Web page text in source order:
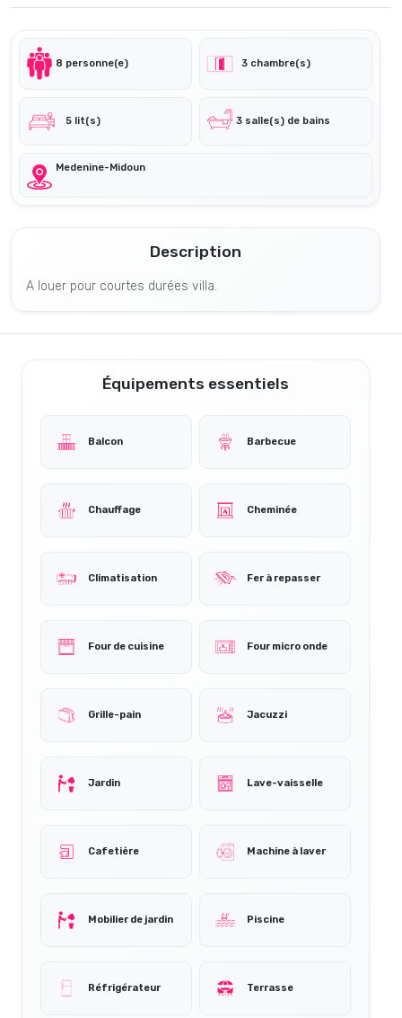
8 personne(e) 3 chambre(s)
5 lit(s) 3 salle(s) de bains
Medenine-Midoun
Description
A louer pour courtes durées villa.
Équipements essentiels
Balcon Barbecue
Chauffage Cheminée
Climatisation Fer à repasser
Four de cuisine Four micro onde
Grille-pain Jacuzzi
Jardin Lave-vaisselle
Cafetière Machine à laver
Mobilier de jardin Piscine
Réfrigérateur Terrasse